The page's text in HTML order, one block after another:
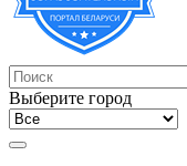
Выберите город